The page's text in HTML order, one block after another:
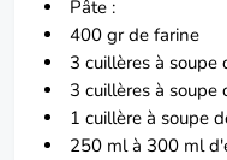
Pâte :
400 gr de farine
3 cuillères à soupe
3 cuillères à soupe
1 cuillère à soupe
250 ml à 300 ml